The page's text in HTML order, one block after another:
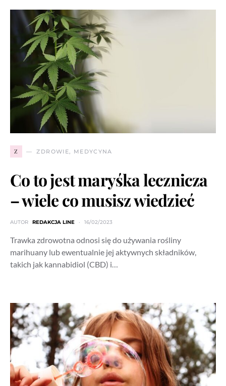
Z ZDROWIE, MEDYCYNA
Co to jest maryśka lecznicza
– wiele co musisz wiedzieć
AUTOR REDAKCJA LINE 16/02/2023
Trawka zdrowotna odnosi się do używania rośliny
marihuany lub ewentualnie jej aktywnych składników,
takich jak kannabidiol (CBD) i…